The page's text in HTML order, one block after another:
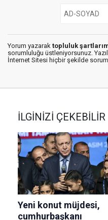
Yorum yazarak topluluk
sorumluluğu üstleniyorsunuz.
İnternet Sitesi hiçbir şekilde